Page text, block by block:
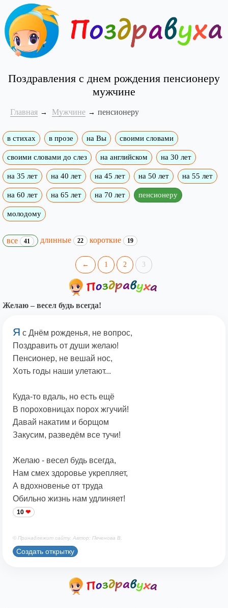
Поздравления с днем рождения пенсионеру
мужчине
Главная Мужчине пенсионеру
в стихах в прозе на Вы своими словами
своими словами до слез на английском на 30 лет
на 35 лет на 40 лет на 45 лет на 50 лет на 55 лет
на 60 лет на 65 лет на 70 лет пенсионеру
молодому
все 41 длинные 22 короткие 19
← 1 2 3
Желаю – весел будь всегда!
Я с Днём рожденья, не вопрос,
Поздравить от души желаю!
Пенсионер, не вешай нос,
Хоть годы наши улетают...
Куда-то вдаль, но есть ещё
В пороховницах порох жгучий!
Давай накатим и борщом
Закусим, разведём все тучи!
Желаю - весел будь всегда,
Нам смех здоровье укрепляет,
А вдохновенье от труда
Обильно жизнь нам удлиняет!
10
© Принадлежит сайту. Автор: Печенова В.
Создать открытку